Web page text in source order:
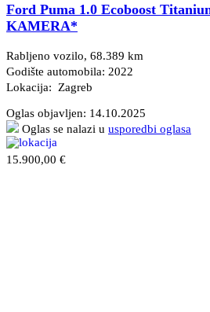
Ford Puma 1.0 Ecoboost
KAMERA*
Rabljeno vozilo, 68.389 km
Godište automobila: 2022
Lokacija: Zagreb
Oglas objavljen: 14.10.2025
Oglas se nalazi u usporedbi oglasa
15.900,00 €